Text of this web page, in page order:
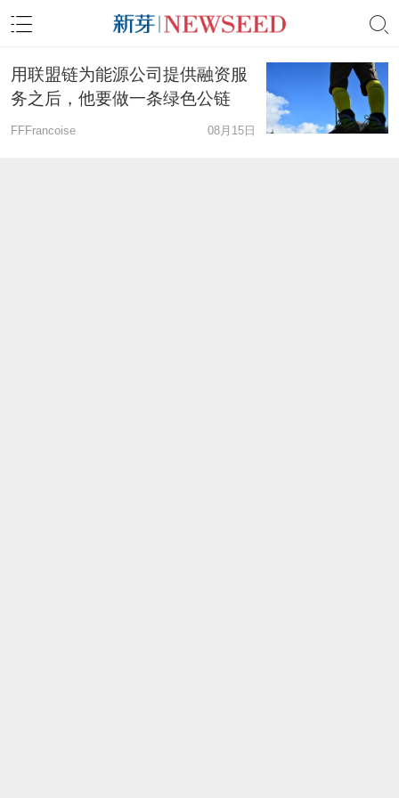
用联盟链为能源公司提供融资服
务之后，他要做一条绿色公链
FFFrancoise 08月15日